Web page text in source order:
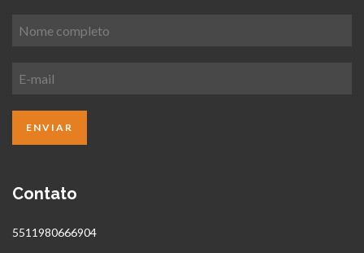
Contato
5511980666904